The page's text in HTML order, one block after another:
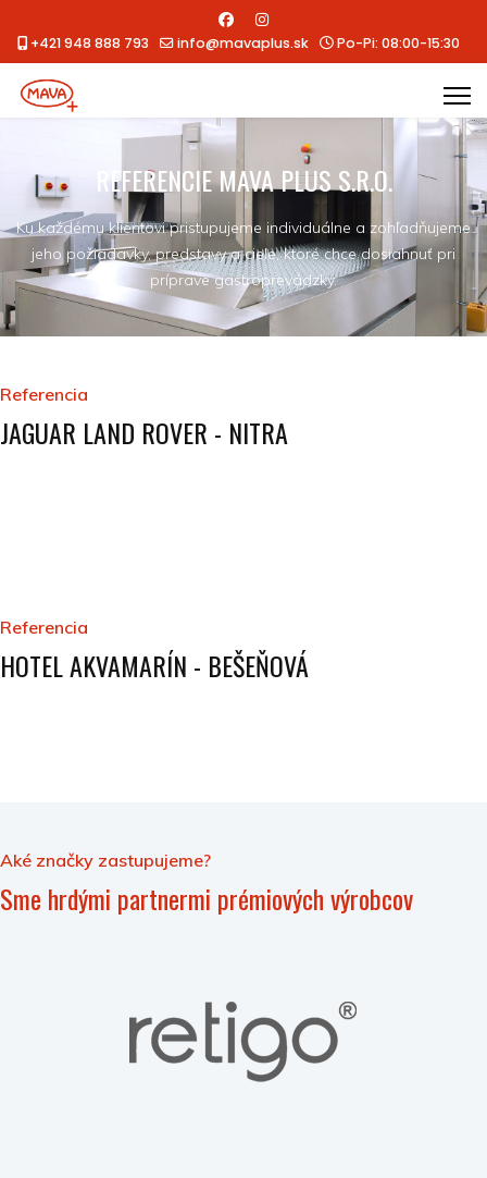
+421 948 888 793 info@mavaplus.sk Po-Pi: 08:00-15:30
REFERENCIE MAVA PLUS S.R.O.
Ku každému klientovi pristupujeme individuálne a zohľadňujeme
jeho požiadavky, predstavy a ciele, ktoré chce dosiahnuť pri
príprave gastroprevádzky.
Referencia
JAGUAR LAND ROVER - NITRA
Referencia
HOTEL AKVAMARÍN - BEŠEŇOVÁ
Aké značky zastupujeme?
Sme hrdými partnermi prémiových výrobcov